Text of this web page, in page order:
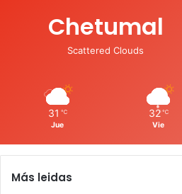
Chetumal
Scattered Clouds
31 ℃
Jue
32 ℃
Vie
Más leidas